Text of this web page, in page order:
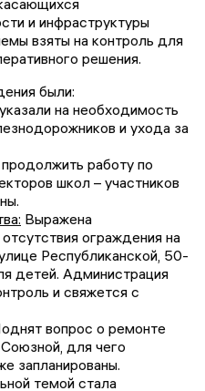
и инфраструктуры
взяты на контроль для
решения.
были:
на необходимость
и ухода за
работу по
школ – участников
Выражена
ограждения на
Республиканской, 50-
детей. Администрация
и свяжется с
вопрос о ремонте
для чего
запланированы.
темой стала